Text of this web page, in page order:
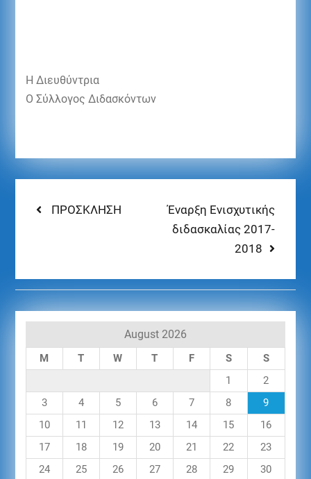
Η Διευθύντρια
Ο Σύλλογος Διδασκόντων
ΠΡΟΣΚΛΗΣΗ
Έναρξη Ενισχυτικής
διδασκαλίας 2017-
2018
August 2026
M T W T F S
S
1
2
3
4 5 6 7 8
9
10
11 12 13 14 15
16
17
18 19 20 21 22
23
24
25 26 27 28 29
30